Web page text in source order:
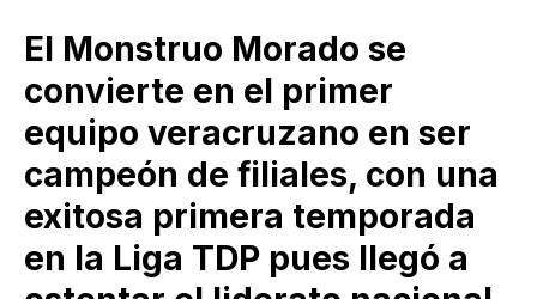
El Monstruo Morado se
convierte en el primer
equipo veracruzano en ser
campeón de filiales, con una
exitosa primera temporada
en la Liga TDP pues llegó a